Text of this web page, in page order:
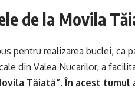
de la Movila
pentru realizarea buclei, ca
din Valea Nucarilor, a
Tăiată”. În acest tumul